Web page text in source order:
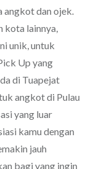
angkot dan ojek.
kota lainnya,
unik, untuk
Up yang
di Tuapejat
angkot di Pulau
yang luar
kamu dengan
jauh
bagi yang ingin